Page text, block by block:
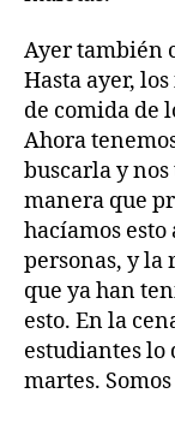
Ayer también
Hasta ayer,
de comida de
Ahora
buscarla y
manera que
hacíamos esto
personas, y la
que ya han
esto. En la
estudiantes lo
martes.